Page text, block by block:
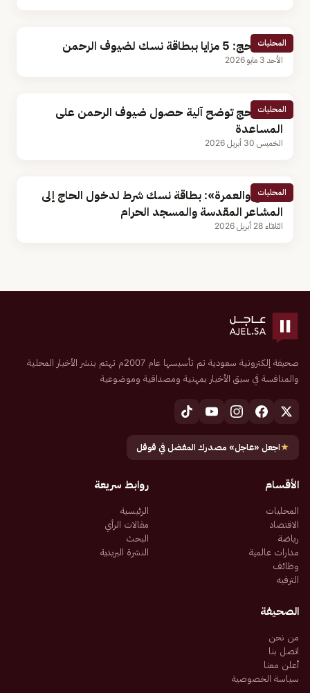
المحليات
وزارة الحج: 5 مزايا ببطاقة نسك لضيوف الرحمن
الأحد 3 مايو 2026
المحليات
وزارة الحج توضح آلية حصول ضيوف الرحمن على
المساعدة
الخميس 30 أبريل 2026
المحليات
«الحج والعمرة»: بطاقة نسك شرط لدخول الحاج إلى
المشاعر المقدسة والمسجد الحرام
الثلاثاء 28 أبريل 2026
صحيفة إلكترونية سعودية تم تأسيسها عام 2007م تهتم بنشر الأخبار المحلية
والمنافسة في سبق الأخبار بمهنية ومصداقية وموضوعية
★اجعل «عاجل» مصدرك المفضل في قوقل
الأقسام
المحليات
الاقتصاد
رياضة
مدارات عالمية
وظائف
الترفيه
روابط سريعة
الرئيسية
مقالات الرأي
البحث
النشرة البريدية
الصحيفة
من نحن
اتصل بنا
أعلن معنا
سياسة الخصوصية